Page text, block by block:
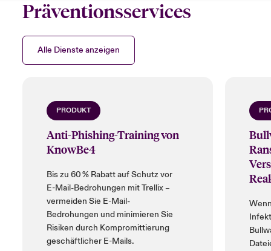
Präventionsservices
Alle Dienste anzeigen
PRODUKT
Anti-Phishing-Training von
KnowBe4
Bis zu 60 % Rabatt auf Schutz vor
E-Mail-Bedrohungen mit Trellix –
vermeiden Sie E-Mail-
Bedrohungen und minimieren Sie
Risiken durch Kompromittierung
geschäftlicher E-Mails.